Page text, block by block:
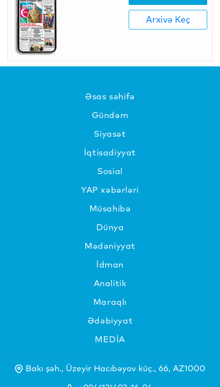
Arxivə Keç
Əsas səhifə
Gündəm
Siyasət
İqtisadiyyat
Sosial
YAP xəbərləri
Müsahibə
Dünya
Mədəniyyat
İdman
Analitik
Maraqlı
Ədəbiyyat
MEDİA
Bakı şəh., Üzeyir Hacıbəyov küç., 66, AZ1000